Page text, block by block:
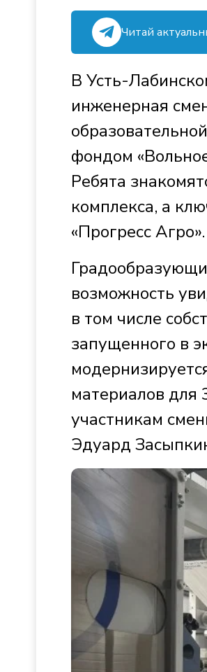
Читай
В Усть-
инженерная
фондом
Ребята
комплекса, а
«Прогресс Агро».
возможность
в том числе
запущенного в
материалов для
участникам
Эдуард